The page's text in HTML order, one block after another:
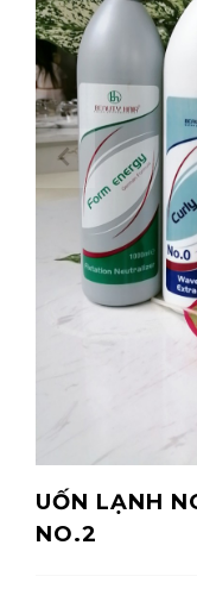
UỐN LẠNH
NO.2